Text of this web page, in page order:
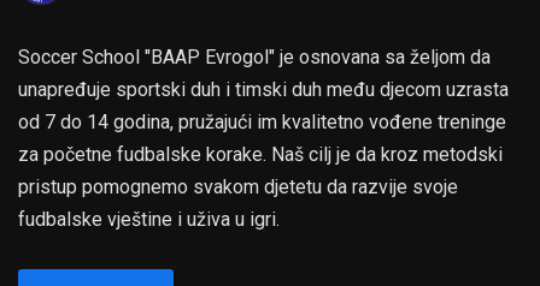
Soccer School "BAAP Evrogol" je osnovana sa željom da
unapređuje sportski duh i timski duh među djecom uzrasta
od 7 do 14 godina, pružajući im kvalitetno vođene treninge
za početne fudbalske korake. Naš cilj je da kroz metodski
pristup pomognemo svakom djetetu da razvije svoje
fudbalske vještine i uživa u igri.